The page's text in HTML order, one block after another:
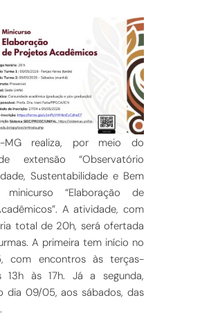
MG realiza, por meio do
extensão “Observatório
Sustentabilidade e Bem
“Elaboração de
A atividade, com
total de 20h, será ofertada
A primeira tem início no
com encontros às terças-
13h às 17h. Já a segunda,
dia 09/05, aos sábados, das